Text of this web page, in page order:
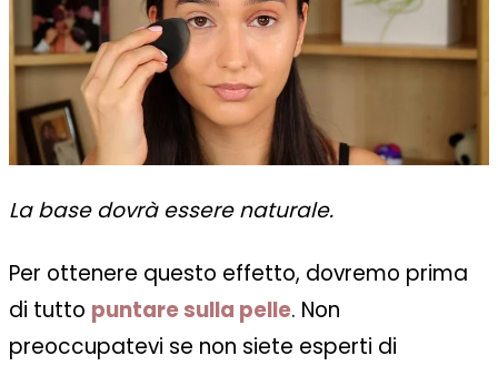
La base dovrà essere naturale.
Per ottenere questo effetto, dovremo prima
di tutto puntare sulla pelle. Non
preoccupatevi se non siete esperti di